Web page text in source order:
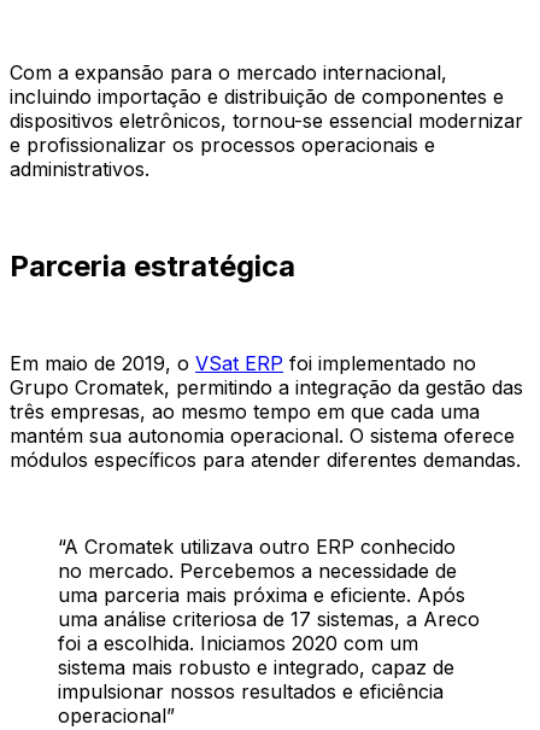
Com a expansão para o mercado internacional,
incluindo importação e distribuição de componentes e
dispositivos eletrônicos, tornou-se essencial modernizar
e profissionalizar os processos operacionais e
administrativos.
Parceria estratégica
Em maio de 2019, o VSat ERP foi implementado no
Grupo Cromatek, permitindo a integração da gestão das
três empresas, ao mesmo tempo em que cada uma
mantém sua autonomia operacional. O sistema oferece
módulos específicos para atender diferentes demandas.
“A Cromatek utilizava outro ERP conhecido
no mercado. Percebemos a necessidade de
uma parceria mais próxima e eficiente. Após
uma análise criteriosa de 17 sistemas, a Areco
foi a escolhida. Iniciamos 2020 com um
sistema mais robusto e integrado, capaz de
impulsionar nossos resultados e eficiência
operacional”